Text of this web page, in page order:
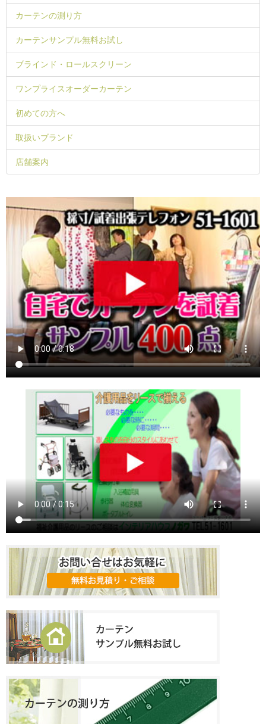
カーテンの測り方
カーテンサンプル無料お試し
ブラインド・ロールスクリーン
ワンプライスオーダーカーテン
初めての方へ
取扱いブランド
店舗案内